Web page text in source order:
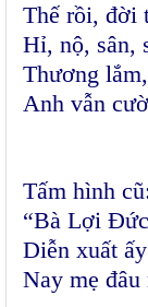
Thế rồi, đời
Hỉ, nộ, sân,
Thương
Anh vẫn
Tấm hình
“Bà Lợi
Diễn xuất
Nay mẹ